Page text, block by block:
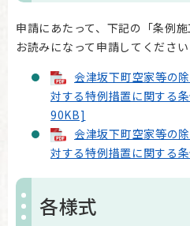
申請にあたって、下記の「条例
お読みになって申請してください
会津坂下町空家等の
対する特例措置に関する
90KB]
会津坂下町空家等の
対する特例措置に関する
各様式